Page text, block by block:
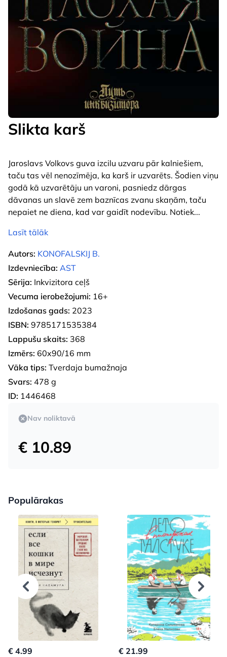
Slikta karš
Jaroslavs Volkovs guva izcilu uzvaru pār kalniešiem,
taču tas vēl nenozīmēja, ka karš ir uzvarēts. Šodien viņu
godā kā uzvarētāju un varoni, pasniedz dārgas
dāvanas un slavē zem baznīcas zvanu skaņām, taču
nepaiet ne diena, kad var gaidīt nodevību. Notiek...
Lasīt tālāk
Autors: KONOFALSKIJ B.
Izdevniecība: AST
Sērija: Inkvizitora ceļš
Vecuma ierobežojumi: 16+
Izdošanas gads: 2023
ISBN: 9785171535384
Lappušu skaits: 368
Izmērs: 60x90/16 mm
Vāka tips: Tverdaja bumažnaja
Svars: 478 g
ID: 1446468
Nav noliktavā
€ 10.89
Populārakas
€ 4.99 € 21.99